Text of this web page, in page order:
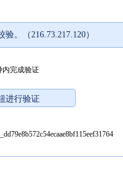
。（216.73.217.120）
内完成验证